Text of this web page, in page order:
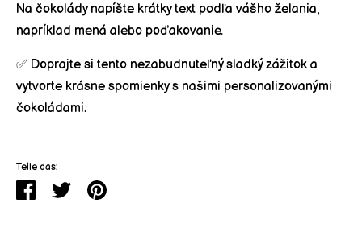
Na čokolády napíšte krátky text podľa vášho želania,
napríklad mená alebo poďakovanie.
✅ Doprajte si tento nezabudnuteľný sladký zážitok a
vytvorte krásne spomienky s našimi personalizovanými
čokoládami.
Teile das:
TeilenZdieľaťZdieľať